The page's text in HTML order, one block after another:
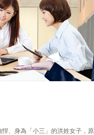
、身為「小三」的洪姓女子，